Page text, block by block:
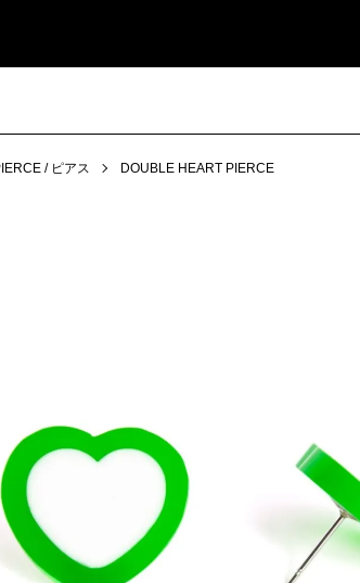
/ ピアス DOUBLE HEART PIERCE